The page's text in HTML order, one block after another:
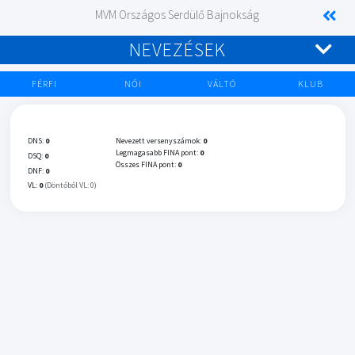
MVM Országos Serdülő Bajnokság
NEVEZÉSEK
FÉRFI NŐI VÁLTÓ KLUB
DNS: 0
DSQ: 0
DNF: 0
VL: 0 (Döntőből VL: 0)
Nevezett versenyszámok: 0
Legmagasabb FINA pont: 0
Összes FINA pont: 0